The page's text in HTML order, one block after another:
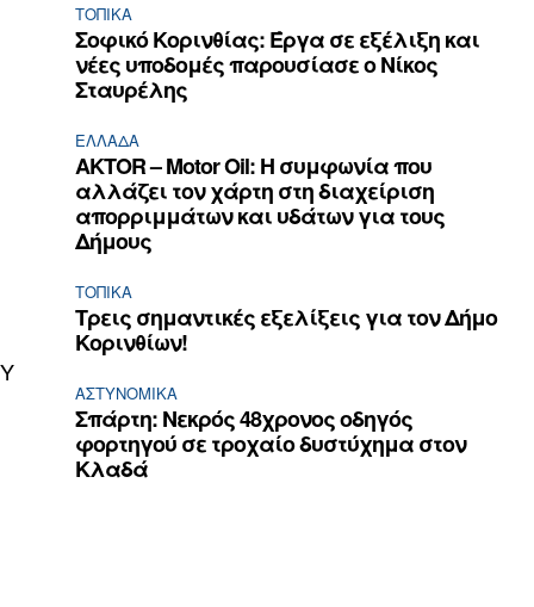
ΤΟΠΙΚΑ
Σοφικό Κορινθίας: Έργα σε εξέλιξη και
νέες υποδομές παρουσίασε ο Νίκος
Σταυρέλης
ΕΛΛΆΔΑ
AKTOR – Motor Oil: Η συμφωνία που
αλλάζει τον χάρτη στη διαχείριση
απορριμμάτων και υδάτων για τους
Δήμους
ΤΟΠΙΚΑ
Τρεις σημαντικές εξελίξεις για τον Δήμο
Κορινθίων!
ΑΣΤΥΝΟΜΙΚΆ
Σπάρτη: Νεκρός 48χρονος οδηγός
φορτηγού σε τροχαίο δυστύχημα στον
Κλαδά